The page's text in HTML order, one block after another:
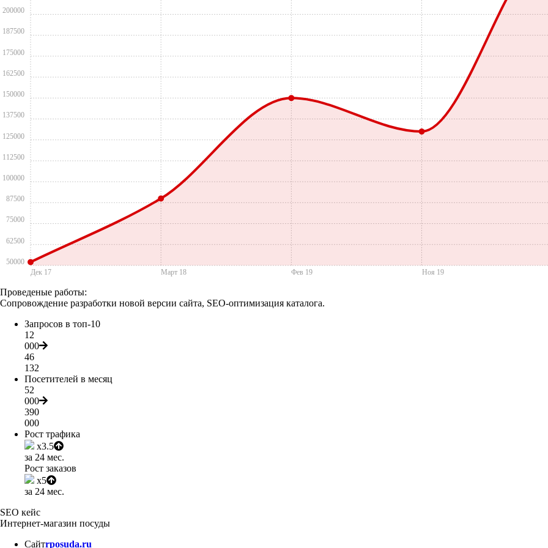
Дек 17 Март 18 Фев 19 Ноя 19
50000
62500
75000
87500
100000
112500
125000
137500
150000
162500
175000
187500
200000
Проведеные работы:
Сопровождение разработки новой версии сайта, SEO-оптимизация каталога.
Запросов в топ-10
12
000
46
132
Посетителей в месяц
52
000
390
000
Рост трафика
x3.5
за 24 мес.
Рост заказов
x5
за 24 мес.
SEO кейс
Интернет-магазин посуды
Сайтrposuda.ru